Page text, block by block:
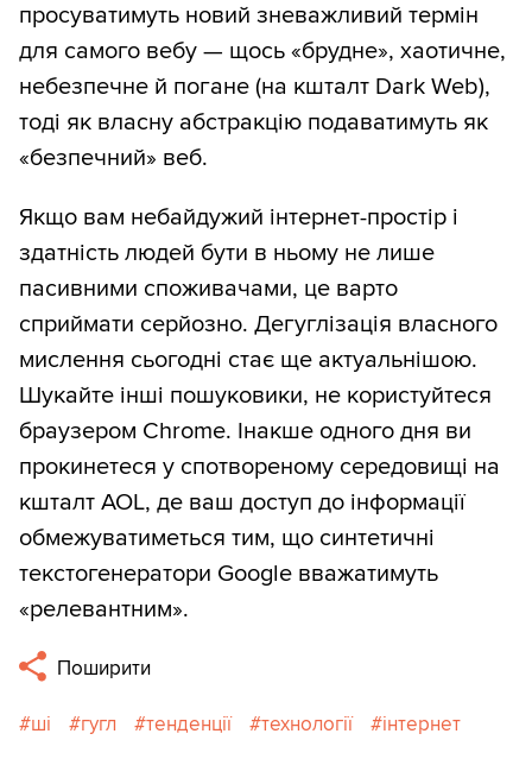
просуватимуть новий зневажливий термін
для самого вебу — щось «брудне», хаотичне,
небезпечне й погане (на кшталт Dark Web),
тоді як власну абстракцію подаватимуть як
«безпечний» веб.
Якщо вам небайдужий інтернет-простір і
здатність людей бути в ньому не лише
пасивними споживачами, це варто
сприймати серйозно. Дегуглізація власного
мислення сьогодні стає ще актуальнішою.
Шукайте інші пошуковики, не користуйтеся
браузером Chrome. Інакше одного дня ви
прокинетеся у спотвореному середовищі на
кшталт AOL, де ваш доступ до інформації
обмежуватиметься тим, що синтетичні
текстогенератори Google вважатимуть
«релевантним».
Поширити
ші гугл тенденції технології інтернет